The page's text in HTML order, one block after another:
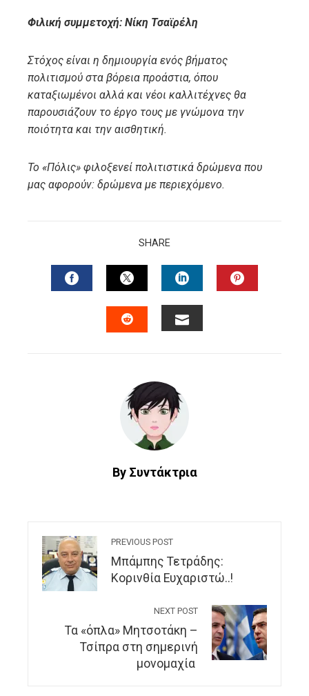
Φιλική συμμετοχή: Νίκη Τσαϊρέλη
Στόχος είναι η δημιουργία ενός βήματος
πολιτισμού στα βόρεια προάστια, όπου
καταξιωμένοι αλλά και νέοι καλλιτέχνες θα
παρουσιάζουν το έργο τους με γνώμονα την
ποιότητα και την αισθητική.
Το «Πόλις» φιλοξενεί πολιτιστικά δρώμενα που
μας αφορούν: δρώμενα με περιεχόμενο.
SHARE
FACEBOOKTWITTERLINKEDIN
By Συντάκτρια
PREVIOUS POST
Μπάμπης Τετράδης:
Κορινθία Ευχαριστώ..!
NEXT POST
Τα «όπλα» Μητσοτάκη –
Τσίπρα στη σημερινή
μονομαχία